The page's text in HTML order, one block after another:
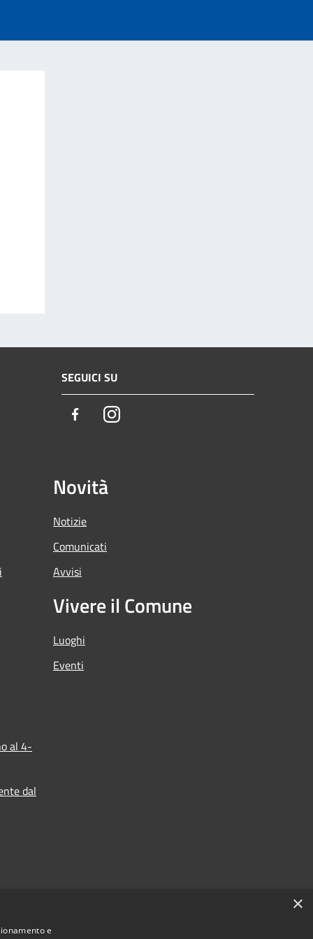
SEGUICI SU
FacebookInstagram
Novità
Notizie
Comunicati
Avvisi
Vivere il Comune
Luoghi
Eventi
al 4-
dal
×
e